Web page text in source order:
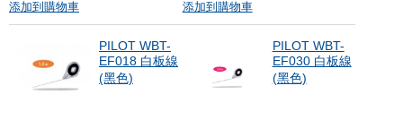
添加到購物車 添加到購物車
PILOT WBT-
EF018 白板線
(黑色)
PILOT WBT-
EF030 白板線
(黑色)